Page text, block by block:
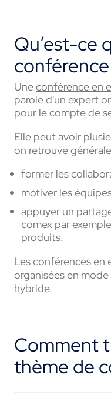
Qu’est-ce
Uneconférence en
parole d'un expert
pour le compte de
Elle peut avoir
on retrouve
former les
motiver les
appuyer un
comex par
produits.
Les conférences
organisées en
hybride.
Comment
thème de